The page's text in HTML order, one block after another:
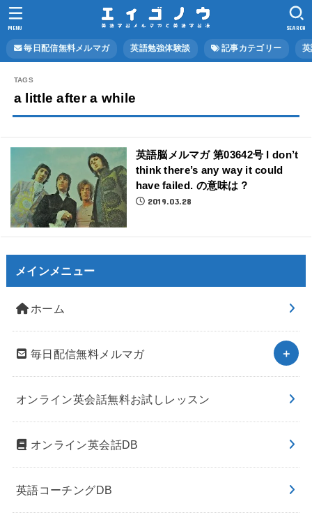
毎日配信無料メルマガ 英語勉強体験談 記事カテゴリー
SEARCH
MENU
a little after a while
英語脳メルマガ 第03642号 I don’t
think there’s any way it could
have failed. の意味は？
2019.03.28
メインメニュー
ホーム
毎日配信無料メルマガ
オンライン英会話無料お試しレッスン
オンライン英会話DB
英語コーチングDB